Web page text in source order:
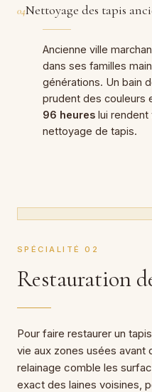
04Nettoyage des tapis
Ancienne ville
dans ses familles
générations. Un bain
prudent des couleurs
96 heures lui rendent
nettoyage de tapis.
SPÉCIALITÉ 02
Restauration
Pour faire restaurer un
vie aux zones usées avant
relainage comble les
exact des laines voisines,